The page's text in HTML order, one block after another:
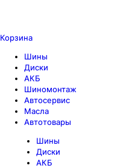
Корзина
Шины
Диски
АКБ
Шиномонтаж
Автосервис
Масла
Автотовары
Шины
Диски
АКБ